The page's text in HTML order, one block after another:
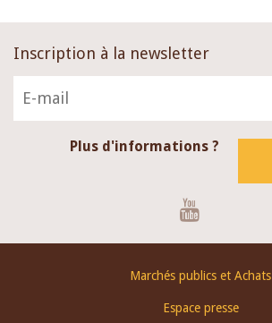
Inscription à la newsletter
Plus d'informations ?
Marchés publics et Achats
Espace presse